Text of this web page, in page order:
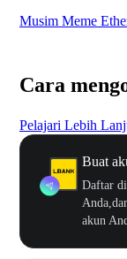
Musim Meme
Cara
Pelajari Lebih
Buat
Daftar
akun